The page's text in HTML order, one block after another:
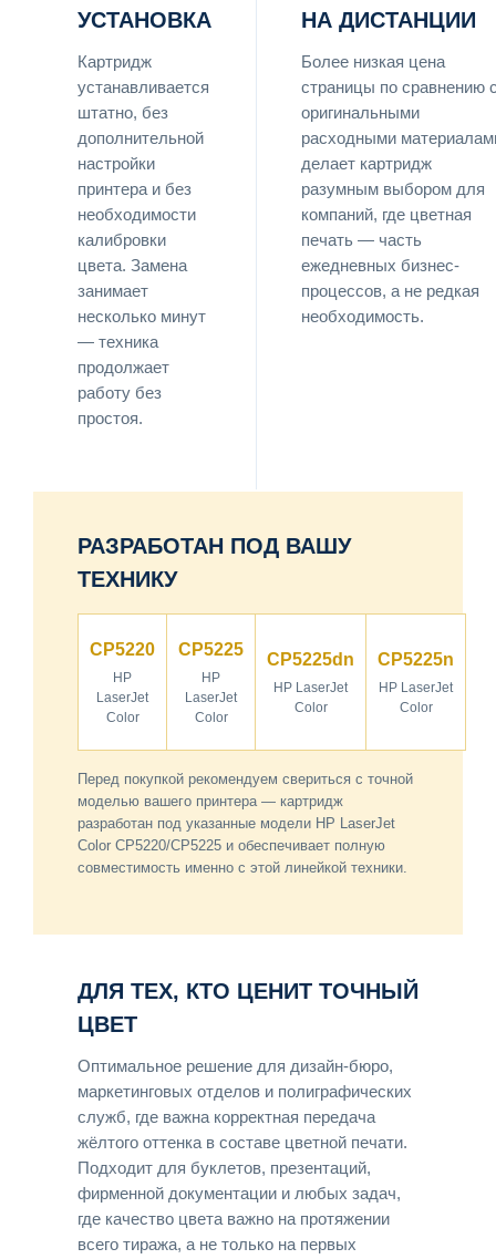
УСТАНОВКА
Картридж
устанавливается
штатно, без
дополнительной
настройки
принтера и без
необходимости
калибровки
цвета. Замена
занимает
несколько минут
— техника
продолжает
работу без
простоя.
НА ДИСТАНЦИИ
Более низкая цена
страницы по сравнению
оригинальными
расходными
делает картридж
разумным выбором для
компаний, где цветная
печать — часть
ежедневных бизнес-
процессов, а не редкая
необходимость.
РАЗРАБОТАН ПОД ВАШУ
ТЕХНИКУ
CP5220
HP
LaserJet
Color
CP5225
HP
LaserJet
Color
CP5225dn
HP LaserJet
Color
CP5225n
HP LaserJet
Color
Перед покупкой рекомендуем свериться с точной
моделью вашего принтера — картридж
разработан под указанные модели HP LaserJet
Color CP5220/CP5225 и обеспечивает полную
совместимость именно с этой линейкой техники.
ДЛЯ ТЕХ, КТО ЦЕНИТ ТОЧНЫЙ
ЦВЕТ
Оптимальное решение для дизайн-бюро,
маркетинговых отделов и полиграфических
служб, где важна корректная передача
жёлтого оттенка в составе цветной печати.
Подходит для буклетов, презентаций,
фирменной документации и любых задач,
где качество цвета важно на протяжении
всего тиража, а не только на первых